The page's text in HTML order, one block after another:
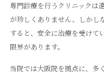
専門診療を行うクリニックは
が珍しくありません、しかし
すると、安全に治療を受けて
限界があります。
当院では大阪院を拠点に、多